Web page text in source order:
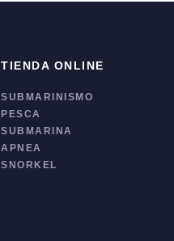
TIENDA ONLINE
SUBMARINISMO
PESCA
SUBMARINA
APNEA
SNORKEL